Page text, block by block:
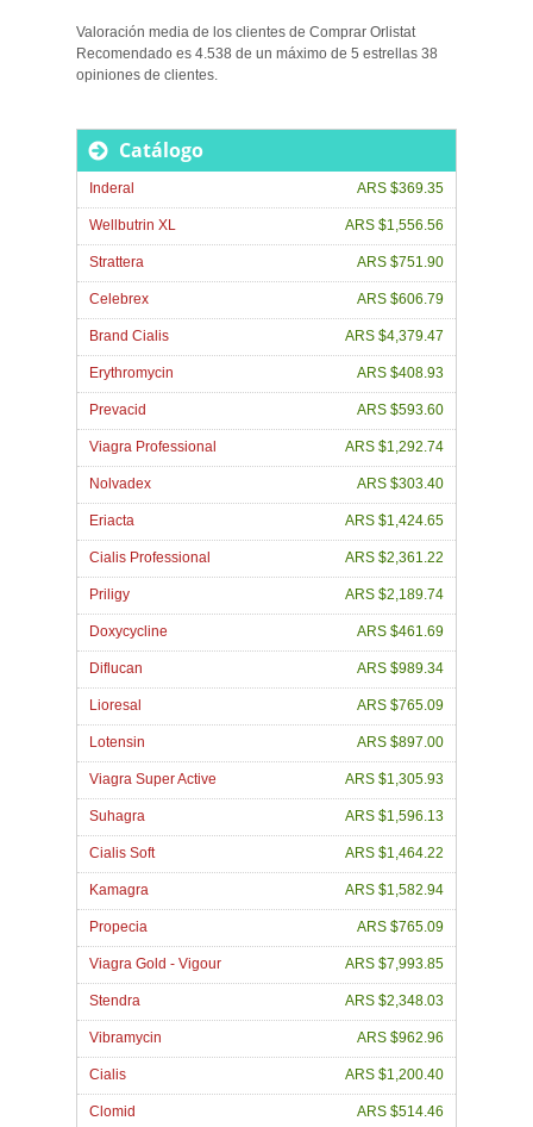
Valoración media de los clientes de Comprar Orlistat
Recomendado es 4.538 de un máximo de 5 estrellas 38
opiniones de clientes.
Catálogo
Inderal ARS $369.35
Wellbutrin XL ARS $1,556.56
Strattera ARS $751.90
Celebrex ARS $606.79
Brand Cialis ARS $4,379.47
Erythromycin ARS $408.93
Prevacid ARS $593.60
Viagra Professional ARS $1,292.74
Nolvadex ARS $303.40
Eriacta ARS $1,424.65
Cialis Professional ARS $2,361.22
Priligy ARS $2,189.74
Doxycycline ARS $461.69
Diflucan ARS $989.34
Lioresal ARS $765.09
Lotensin ARS $897.00
Viagra Super Active ARS $1,305.93
Suhagra ARS $1,596.13
Cialis Soft ARS $1,464.22
Kamagra ARS $1,582.94
Propecia ARS $765.09
Viagra Gold - Vigour ARS $7,993.85
Stendra ARS $2,348.03
Vibramycin ARS $962.96
Cialis ARS $1,200.40
Clomid ARS $514.46